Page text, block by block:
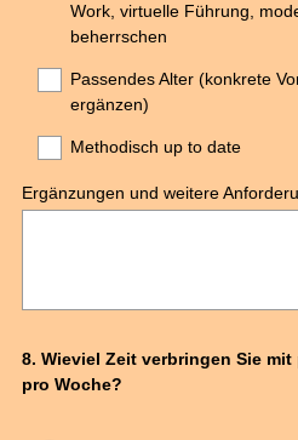
Work, virtuelle Führung,
beherrschen
Passendes Alter (konkrete
ergänzen)
Methodisch up to date
Ergänzungen und weitere
Question
Title
8. Wieviel Zeit verbringen Sie
pro Woche?